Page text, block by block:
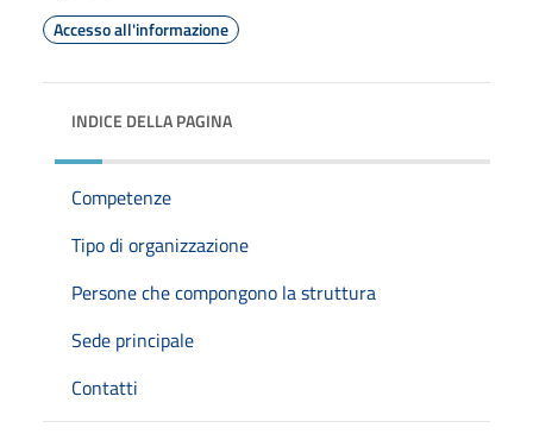
Accesso all'informazione
INDICE DELLA PAGINA
Competenze
Tipo di organizzazione
Persone che compongono la struttura
Sede principale
Contatti